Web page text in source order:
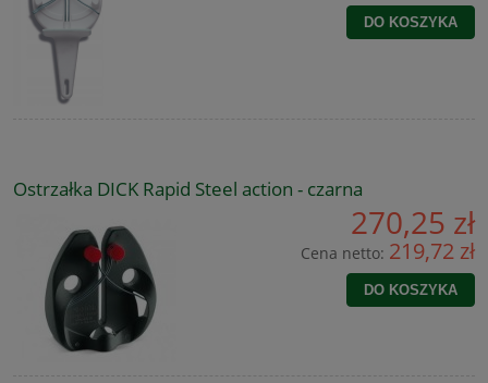
DO KOSZYKA
Ostrzałka DICK Rapid Steel action - czarna
270,25 zł
Cena netto: 219,72 zł
DO KOSZYKA